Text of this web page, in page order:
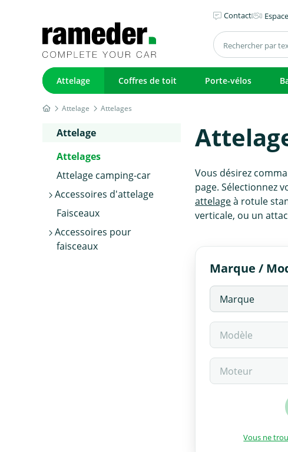
Contact
Attelage Coffres de toit Porte-vélos
Attelage Attelages
Attelage
Attelages
Attelage camping-car
Accessoires d'attelage
Faisceaux
Accessoires pour
faisceaux
Vous désirez
page. Sélectionnez
attelageà rotule
verticale, ou un
Marque /
Vous ne